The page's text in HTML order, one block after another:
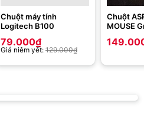
Chuột máy tính
Logitech B100
79.000₫
Giá niêm yết: 129.000₫
Chuột
MOUSE